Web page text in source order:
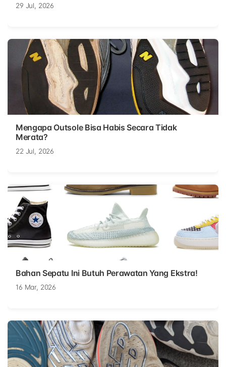
29 Jul, 2026
Mengapa Outsole Bisa Habis Secara Tidak
Merata?
22 Jul, 2026
Bahan Sepatu Ini Butuh Perawatan Yang Ekstra!
16 Mar, 2026